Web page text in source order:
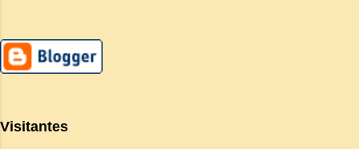
Visitantes